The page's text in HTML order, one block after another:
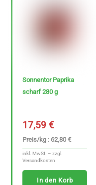
Sonnentor Paprika
scharf 280 g
17,59€
Preis/kg : 62,80 €
inkl. MwSt. – zzgl.
Versandkosten
In den Korb